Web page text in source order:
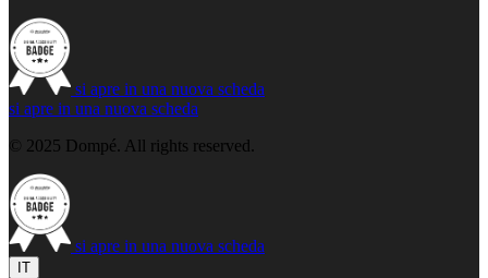
si apre in una nuova scheda
si apre in una nuova scheda
© 2025 Dompé. All rights reserved.
si apre in una nuova scheda
IT